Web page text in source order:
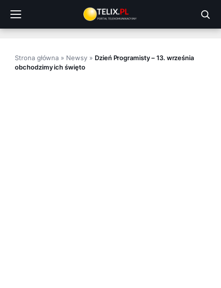
treści
Strona główna » Newsy» Dzień Programisty – 13. września
obchodzimy ich święto